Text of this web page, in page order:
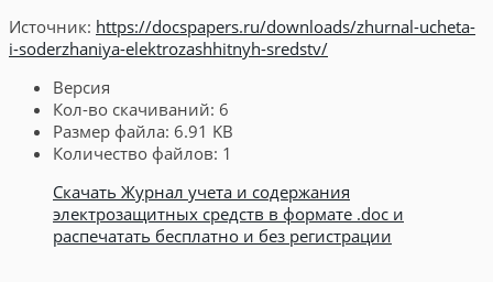
Источник: https://docspapers.ru/downloads/zhurnal-ucheta-
i-soderzhaniya-elektrozashhitnyh-sredstv/
Версия
Кол-во скачиваний: 6
Размер файла: 6.91 KB
Количество файлов: 1
Скачать Журнал учета и содержания
электрозащитных средств в формате .doc и
распечатать бесплатно и без регистрации